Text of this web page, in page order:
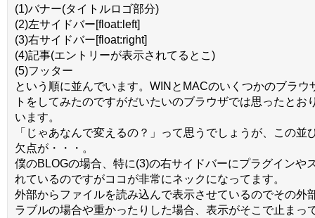
(1)バナー(タイトルロゴ部分)
(2)左サイドバー[float:left]
(3)右サイドバー[float:right]
(4)記事(エントリーが表示されてるとこ)
(5)フッター
という順に並んでいます。WINとMACのいくつかのブラウ
トをしてみたのですがだいたいのブラウザでは思ったとお
います。
「じゃあなんで変えるの？」って思うでしょうが、この並
欠点が・・・。
僕のBLOGの場合、特に(3)の右サイドバーにプラグインや
れているのですがココが非常にネックになってます。
外部からファイルを読み込んで表示させているのでその外
ラブルの場合や重かったりした場合、表示がそこで止まっ